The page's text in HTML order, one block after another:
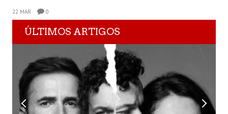
22 MAR 0
ÚLTIMOS ARTIGOS